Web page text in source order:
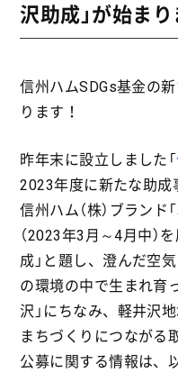
沢助成」が始まり
信州ハムSDGs基金の新
ります！
昨年末に設立しました「
2023年度に新たな助成
信州ハム（株）ブランド
（2023年3月～4月中）
成」と題し、澄んだ空
の環境の中で生まれ育
沢」にちなみ、軽井沢
まちづくりにつながる
公募に関する情報は、